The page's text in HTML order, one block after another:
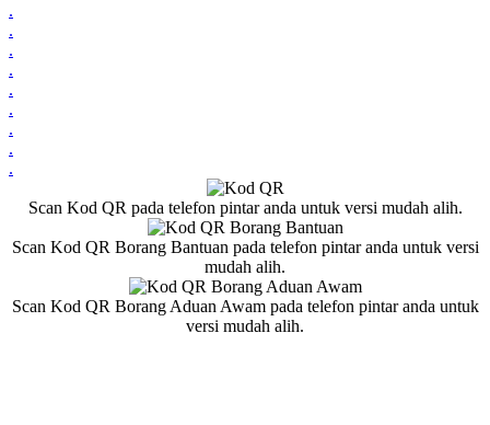
.
.
.
.
.
.
.
.
.
Scan Kod QR pada telefon pintar anda untuk versi mudah alih.
Scan Kod QR Borang Bantuan pada telefon pintar anda untuk versi
mudah alih.
Scan Kod QR Borang Aduan Awam pada telefon pintar anda untuk
versi mudah alih.